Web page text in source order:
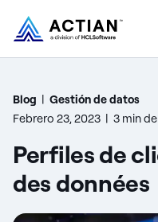
Productos
Clientes
Empresa
Blog | Gestión de datos
Febrero 23, 2023 | 3 min
Perfiles de
des données